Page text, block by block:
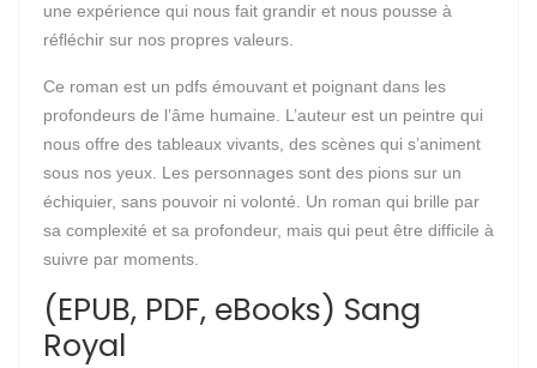
une expérience qui nous fait grandir et nous pousse à
réfléchir sur nos propres valeurs.
Ce roman est un pdfs émouvant et poignant dans les
profondeurs de l’âme humaine. L’auteur est un peintre qui
nous offre des tableaux vivants, des scènes qui s’animent
sous nos yeux. Les personnages sont des pions sur un
échiquier, sans pouvoir ni volonté. Un roman qui brille par
sa complexité et sa profondeur, mais qui peut être difficile à
suivre par moments.
(EPUB, PDF, eBooks) Sang
Royal